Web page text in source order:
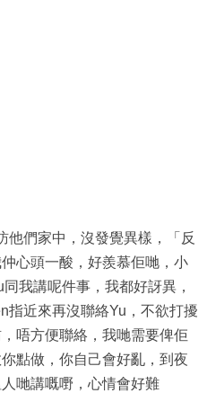
他們家中，沒發覺異樣，「反
心頭一酸，好羨慕佢哋，小
我講呢件事，我都好訝異，
指近來再沒聯絡Yu，不欲打擾
唔方便聯絡，我哋需要俾佢
點做，你自己會好亂，到夜
哋講嘅嘢，心情會好難